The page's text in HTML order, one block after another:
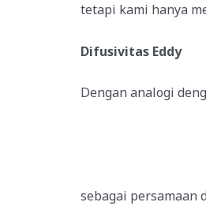
tetapi kami hanya
Difusivitas Eddy
Dengan analogi
sebagai